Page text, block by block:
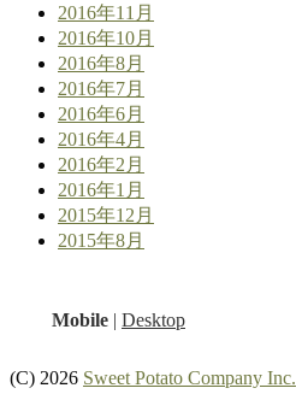
2016年11月
2016年10月
2016年8月
2016年7月
2016年6月
2016年4月
2016年2月
2016年1月
2015年12月
2015年8月
Mobile | Desktop
(C) 2026 Sweet Potato Company Inc.